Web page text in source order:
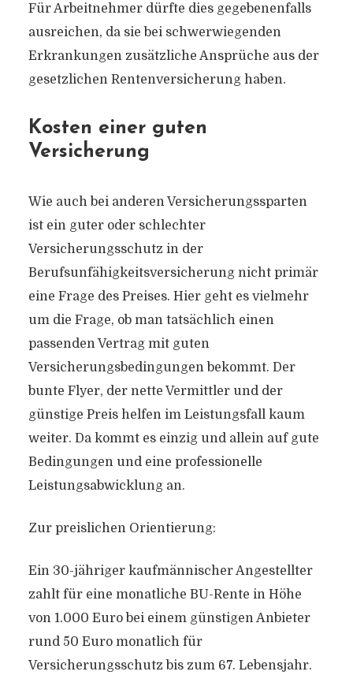
Für Arbeitnehmer dürfte dies gegebenenfalls
ausreichen, da sie bei schwerwiegenden
Erkrankungen zusätzliche Ansprüche aus der
gesetzlichen Rentenversicherung haben.
Kosten einer guten
Versicherung
Wie auch bei anderen Versicherungssparten
ist ein guter oder schlechter
Versicherungsschutz in der
Berufsunfähigkeitsversicherung nicht primär
eine Frage des Preises. Hier geht es vielmehr
um die Frage, ob man tatsächlich einen
passenden Vertrag mit guten
Versicherungsbedingungen bekommt. Der
bunte Flyer, der nette Vermittler und der
günstige Preis helfen im Leistungsfall kaum
weiter. Da kommt es einzig und allein auf gute
Bedingungen und eine professionelle
Leistungsabwicklung an.
Zur preislichen Orientierung:
Ein 30-jähriger kaufmännischer Angestellter
zahlt für eine monatliche BU-Rente in Höhe
von 1.000 Euro bei einem günstigen Anbieter
rund 50 Euro monatlich für
Versicherungsschutz bis zum 67. Lebensjahr.